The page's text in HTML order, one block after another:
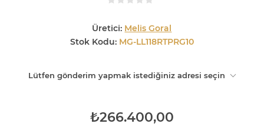
Üretici: Melis Goral
Stok Kodu: MG-LL118RTPRG10
Lütfen gönderim yapmak istediğiniz adresi seçin
₺266.400,00